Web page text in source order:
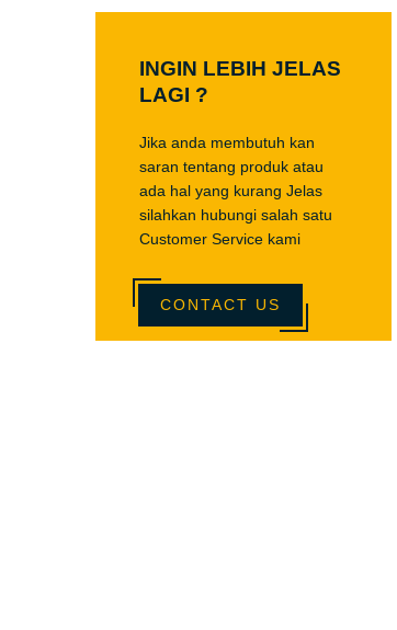
INGIN LEBIH JELAS
LAGI ?
Jika anda membutuh kan
saran tentang produk atau
ada hal yang kurang Jelas
silahkan hubungi salah satu
Customer Service kami
CONTACT US